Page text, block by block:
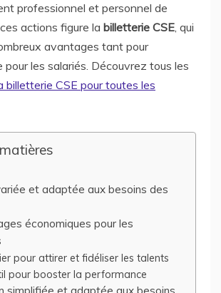
professionnel et personnel de
actions figure la billetterie CSE, qui
avantages tant pour
pour les salariés. Découvrez tous les
billetterie CSE pour toutes les
et adaptée aux besoins des
économiques pour les
pour attirer et fidéliser les talents
pour booster la performance